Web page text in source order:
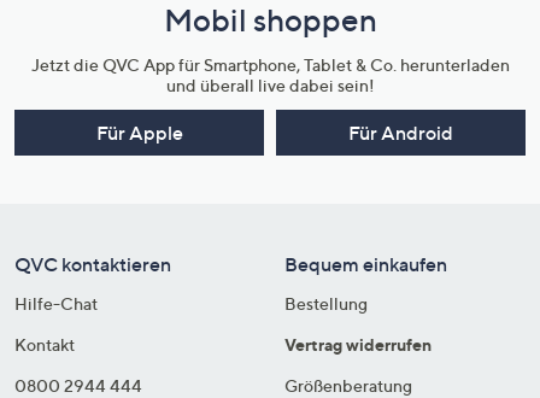
Mobil shoppen
Jetzt die QVC App für Smartphone, Tablet & Co. herunterladen
und überall live dabei sein!
Für Apple Für Android
QVC kontaktieren
Hilfe-Chat
Kontakt
0800 2944 444
Bequem einkaufen
Bestellung
Vertrag widerrufen
Größenberatung